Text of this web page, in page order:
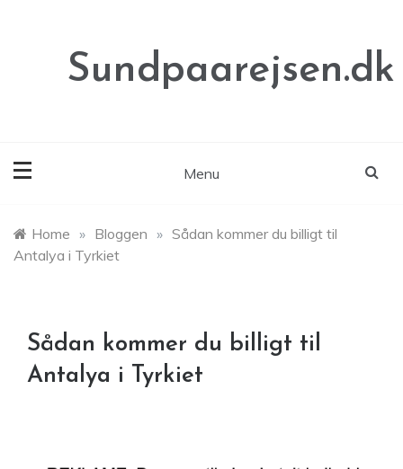
Sundpaarejsen.dk
Menu
Home » Bloggen » Sådan kommer du billigt til
Antalya i Tyrkiet
Sådan kommer du billigt til
Antalya i Tyrkiet